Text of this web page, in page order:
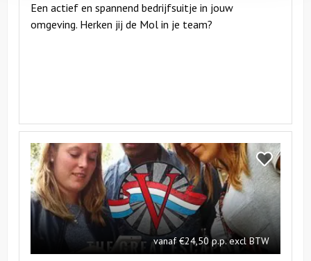
Een actief en spannend bedrijfsuitje in jouw
omgeving. Herken jij de Mol in je team?
Bekijk
The
Great
Escape
vanaf €24,50 p.p. excl BTW
Bekijk
The
Great
Escape